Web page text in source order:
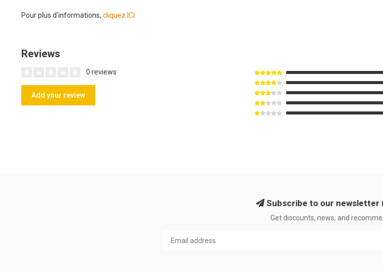
Pour plus d'informations, cliquez ICI
Reviews
0 reviews
Add your review
Subscribe to our newsletter
Get discounts, news, and